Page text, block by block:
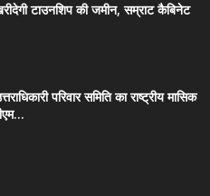
टाउनशिप की जमीन, सम्राट कैबिनेट
परिवार समिति का राष्ट्रीय मासिक